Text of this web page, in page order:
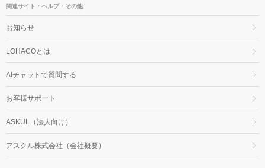
関連サイト・ヘルプ・その他
お知らせ
LOHACOとは
AIチャットで質問する
お客様サポート
ASKUL（法人向け）
アスクル株式会社（会社概要）